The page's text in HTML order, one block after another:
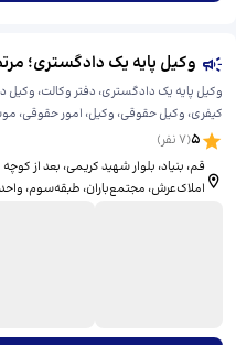
وکیل پایه یک دادگستری؛
وکیل پایه یک دادگستری، دفتر وکالت،
کیفری، وکیل حقوقی، وکیل، امور حقوقی،
5
(
7 نفر)
قم، بنیاد، بلوار شهید کریمی، ​بعد از
املاک‌عرش، مجتمع‌باران، طبقه‌سوم،